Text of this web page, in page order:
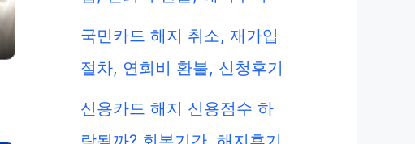
국민카드 해지 취소, 재가입
절차, 연회비 환불, 신청후기
신용카드 해지 신용점수 하